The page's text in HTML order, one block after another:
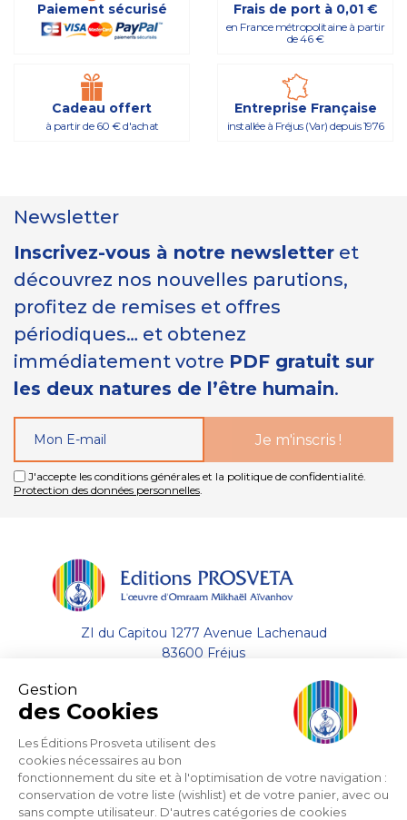
Gestion
des Cookies
Les Éditions Prosveta utilisent des
cookies nécessaires au bon
fonctionnement du site et à l'optimisation de votre navigation :
conservation de votre liste (wishlist) et de votre panier, avec ou
sans compte utilisateur. D'autres catégories de cookies
Paiement sécurisé Frais de port à 0,01 €
en France métropolitaine à partir
de 46 €
Cadeau offert
à partir de 60 € d'achat
Entreprise Française
installée à Fréjus (Var) depuis 1976
Newsletter
Inscrivez-vous à notre newsletter et
découvrez nos nouvelles parutions,
profitez de remises et offres
périodiques… et obtenez
immédiatement votre PDF gratuit sur
les deux natures de l’être humain.
J'accepte les conditions générales et la politique de confidentialité.
Protection des données personnelles.
ZI du Capitou 1277 Avenue Lachenaud
83600 Fréjus
Envoyer un email
A propos